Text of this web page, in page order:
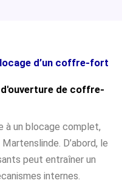
d’un coffre-fort
de coffre-
à un blocage complet,
D’abord, le
peut entraîner un
internes.